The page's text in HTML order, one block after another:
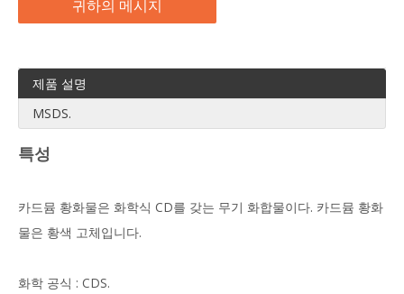
귀하의 메시지
제품 설명
MSDS.
특성
카드뮴 황화물은 화학식 CD를 갖는 무기 화합물이다. 카드뮴 황화
물은 황색 고체입니다.
화학 공식 : CDS.